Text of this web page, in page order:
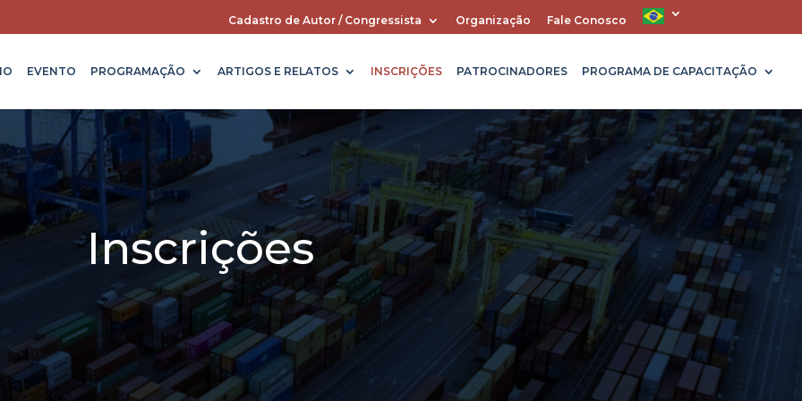
Cadastro de Autor / Congressista Organização Fale Conosco
EVENTO PROGRAMAÇÃO ARTIGOS E RELATOS INSCRIÇÕES PATROCINADORES PROGRAMA DE CAPACITAÇÃO
Inscrições